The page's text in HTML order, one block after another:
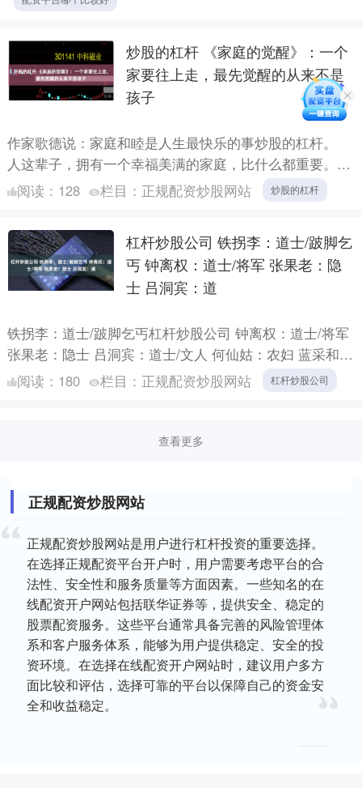
炒股的杠杆 《家庭的觉醒》：一个
家要往上走，最先觉醒的从来不是
孩子
作家歌德说：家庭和睦是人生最快乐的事炒股的杠杆。
人这辈子，拥有一个幸福美满的家庭，比什么都重要。
可现实中，有太多人不善于经营家庭，一家人要么关系紧
阅读： 128 栏目： 正规配资炒股网站 炒股的杠杆
杠杆炒股公司 铁拐李：道士/跛脚乞
丐 钟离权：道士/将军 张果老：隐
士 吕洞宾：道
铁拐李：道士/跛脚乞丐杠杆炒股公司 钟离权：道士/将军
张果老：隐士 吕洞宾：道士/文人 何仙姑：农妇 蓝采和：
流浪汉 韩湘子：韩愈侄孙/世家公子 曹国舅：宋仁....
阅读： 180 栏目： 正规配资炒股网站 杠杆炒股公司
查看更多
正规配资炒股网站
正规配资炒股网站是用户进行杠杆投资的重要选择。
在选择正规配资平台开户时，用户需要考虑平台的合
法性、安全性和服务质量等方面因素。一些知名的在
线配资开户网站包括联华证券等，提供安全、稳定的
股票配资服务。这些平台通常具备完善的风险管理体
系和客户服务体系，能够为用户提供稳定、安全的投
资环境。在选择在线配资开户网站时，建议用户多方
面比较和评估，选择可靠的平台以保障自己的资金安
全和收益稳定。